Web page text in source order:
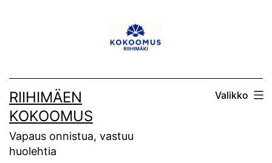
RIIHIMÄEN
KOKOOMUS
Vapaus onnistua, vastuu
huolehtia
Valikko